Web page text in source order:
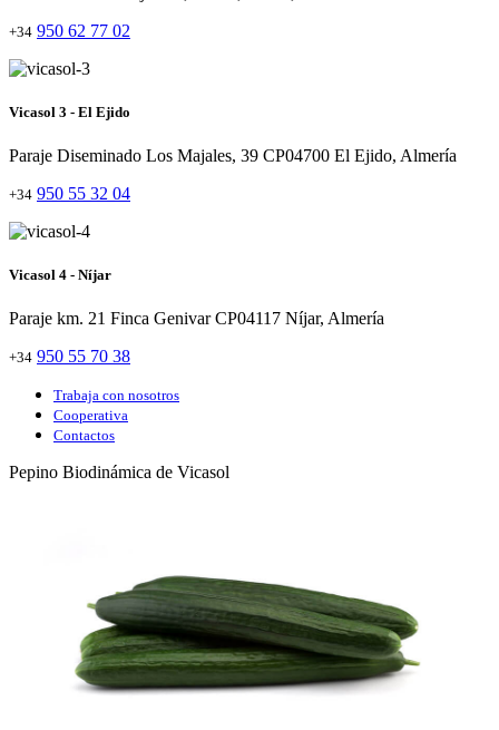
+34 950 62 77 02
Vicasol 3 - El Ejido
Paraje Diseminado Los Majales, 39 CP04700 El Ejido, Almería
+34 950 55 32 04
Vicasol 4 - Níjar
Paraje km. 21 Finca Genivar CP04117 Níjar, Almería
+34 950 55 70 38
Trabaja con nosotros
Cooperativa
Contactos
Pepino Biodinámica de Vicasol